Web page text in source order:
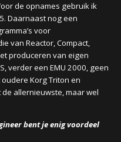
de opnames gebruik ik
Daarnaast nog een
voor
van Reactor, Compact,
produceren van eigen
verder een EMU 2000, geen
Korg Triton en
allernieuwste, maar wel
bent je enig voordeel